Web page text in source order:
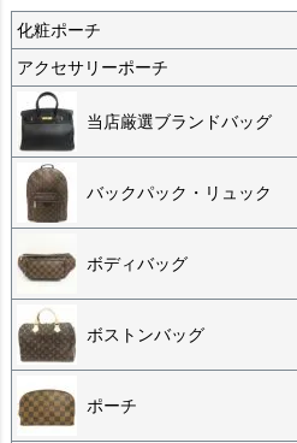
化粧ポーチ
アクセサリーポーチ
当店厳選ブランドバッグ
バックパック・リュック
ボディバッグ
ボストンバッグ
ポーチ